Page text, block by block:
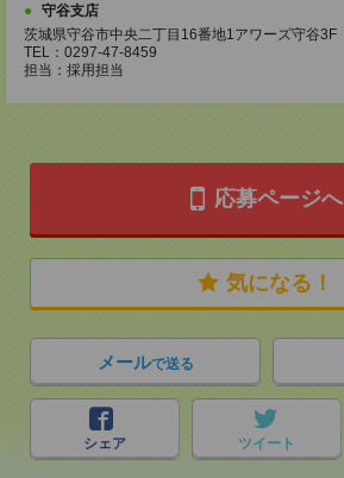
守谷支店
茨城県守谷市中央二丁目16番地1アワーズ守谷3F
TEL：0297-47-8459
担当：採用担当
応募ページへ
気になる！
メールで送る
シェア ツイート